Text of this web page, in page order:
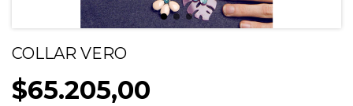
COLLAR VERO
$65.205,00